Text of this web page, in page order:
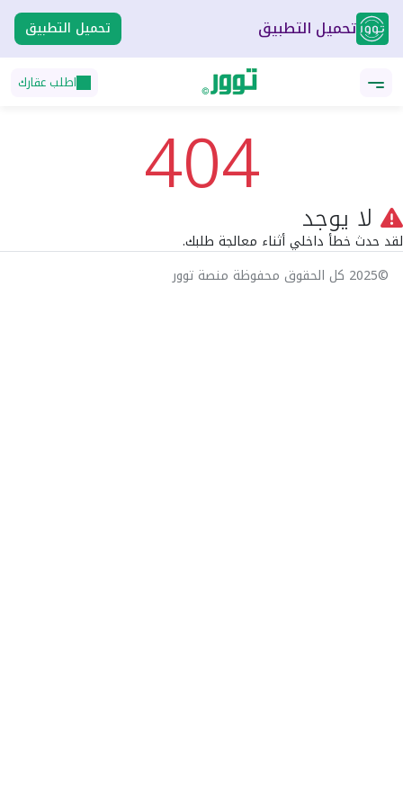
تحميل التطبيق تحميل التطبيق
اطلب عقارك
404 لا يوجد
لقد حدث خطأ داخلي أثناء معالجة طلبك.
©2025 كل الحقوق محفوظة منصة توور